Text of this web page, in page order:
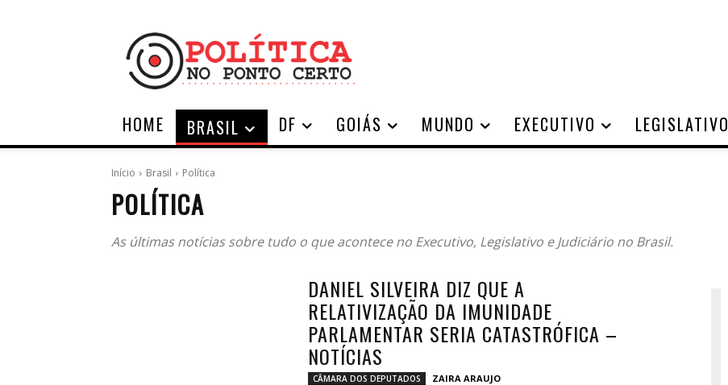
HOME BRASIL DF GOIÁS MUNDO EXECUTIVO LEGISLATIVO
Início Brasil Política
POLÍTICA
As últimas notícias sobre tudo o que acontece no Executivo, Legislativo e Judiciário no Brasil.
DANIEL SILVEIRA DIZ QUE A
RELATIVIZAÇÃO DA IMUNIDADE
PARLAMENTAR SERIA CATASTRÓFICA –
NOTÍCIAS
CÂMARA DOS DEPUTADOS ZAIRA ARAUJO